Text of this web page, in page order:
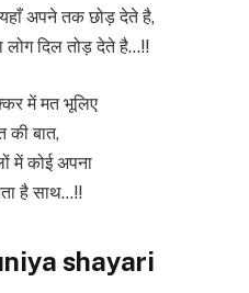
अपने तक छोड़ देते है,
लोग दिल तोड़ देते है…!!
में मत भूलिए
की बात,
में कोई अपना
है साथ…!!
shayari